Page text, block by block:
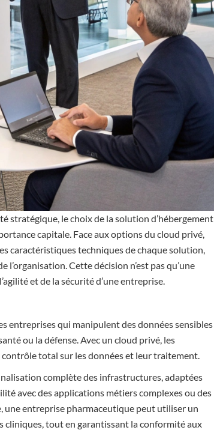
stratégique, le choix de la solution d’hébergement
capitale. Face aux options du cloud privé,
caractéristiques techniques de chaque solution,
Cette décision n’est pas qu’une
et de la sécurité d’une entreprise.
entreprises qui manipulent des données sensibles
ou la défense. Avec un cloud privé, les
total sur les données et leur traitement.
complète des infrastructures, adaptées
avec des applications métiers complexes ou des
une entreprise pharmaceutique peut utiliser un
cliniques, tout en garantissant la conformité aux